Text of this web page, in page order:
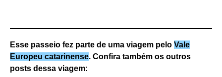
Esse passeio fez parte de uma viagem pelo Vale
Europeu catarinense. Confira também os outros
posts dessa viagem: